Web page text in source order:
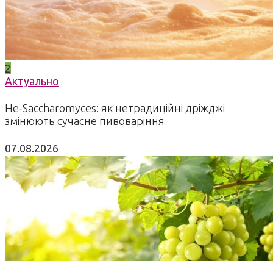
2
Актуально
Не-Saccharomyces: як нетрадиційні дріжджі
змінюють сучасне пивоваріння
07.08.2026